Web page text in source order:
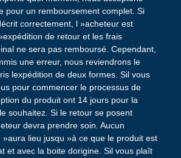
pour un remboursement complet. Si
correctement, l »acheteur est
de retour et les frais
ne sera pas remboursé. Cependant,
une erreur, nous reviendrons le
lexpédition de deux formes. Sil vous
pour commencer le processus de
du produit ont 14 jours pour la
souhaitez. Si le retour se posent
devra prendre soin. Aucun
»aura lieu jusqu »à ce que le produit est
et avec la boite dorigine. Sil vous plaît